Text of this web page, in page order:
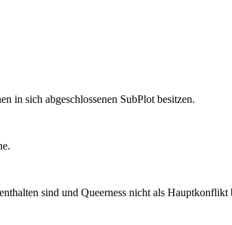
in sich abgeschlossenen SubPlot besitzen.
sind und Queerness nicht als